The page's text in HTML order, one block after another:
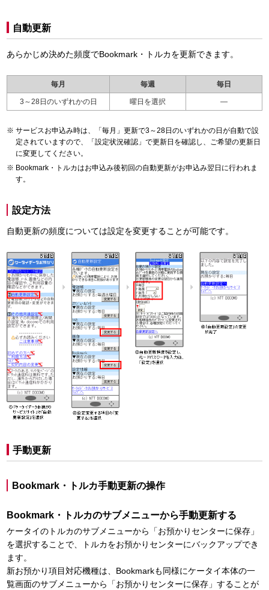
自動更新
あらかじめ決めた頻度でBookmark・トルカを更新できます。
毎月 毎週 毎日
3～28日のいずれかの日 曜日を選択 —
サービスお申込み時は、「毎月」更新で3～28日のいずれかの日が自動で設
定されていますので、「設定状況確認」で更新日を確認し、ご希望の更新日
に変更してください。
Bookmark・トルカはお申込み後初回の自動更新がお申込み翌日に行われま
す。
設定方法
自動更新の頻度については設定を変更することが可能です。
手動更新
Bookmark・トルカ手動更新の操作
Bookmark・トルカのサブメニューから手動更新する
ケータイのトルカのサブメニューから「お預かりセンターに保存」
を選択することで、トルカをお預かりセンターにバックアップでき
ます。
新お預かり項目対応機種は、Bookmarkも同様にケータイ本体の一
覧画面のサブメニューから「お預かりセンターに保存」することが